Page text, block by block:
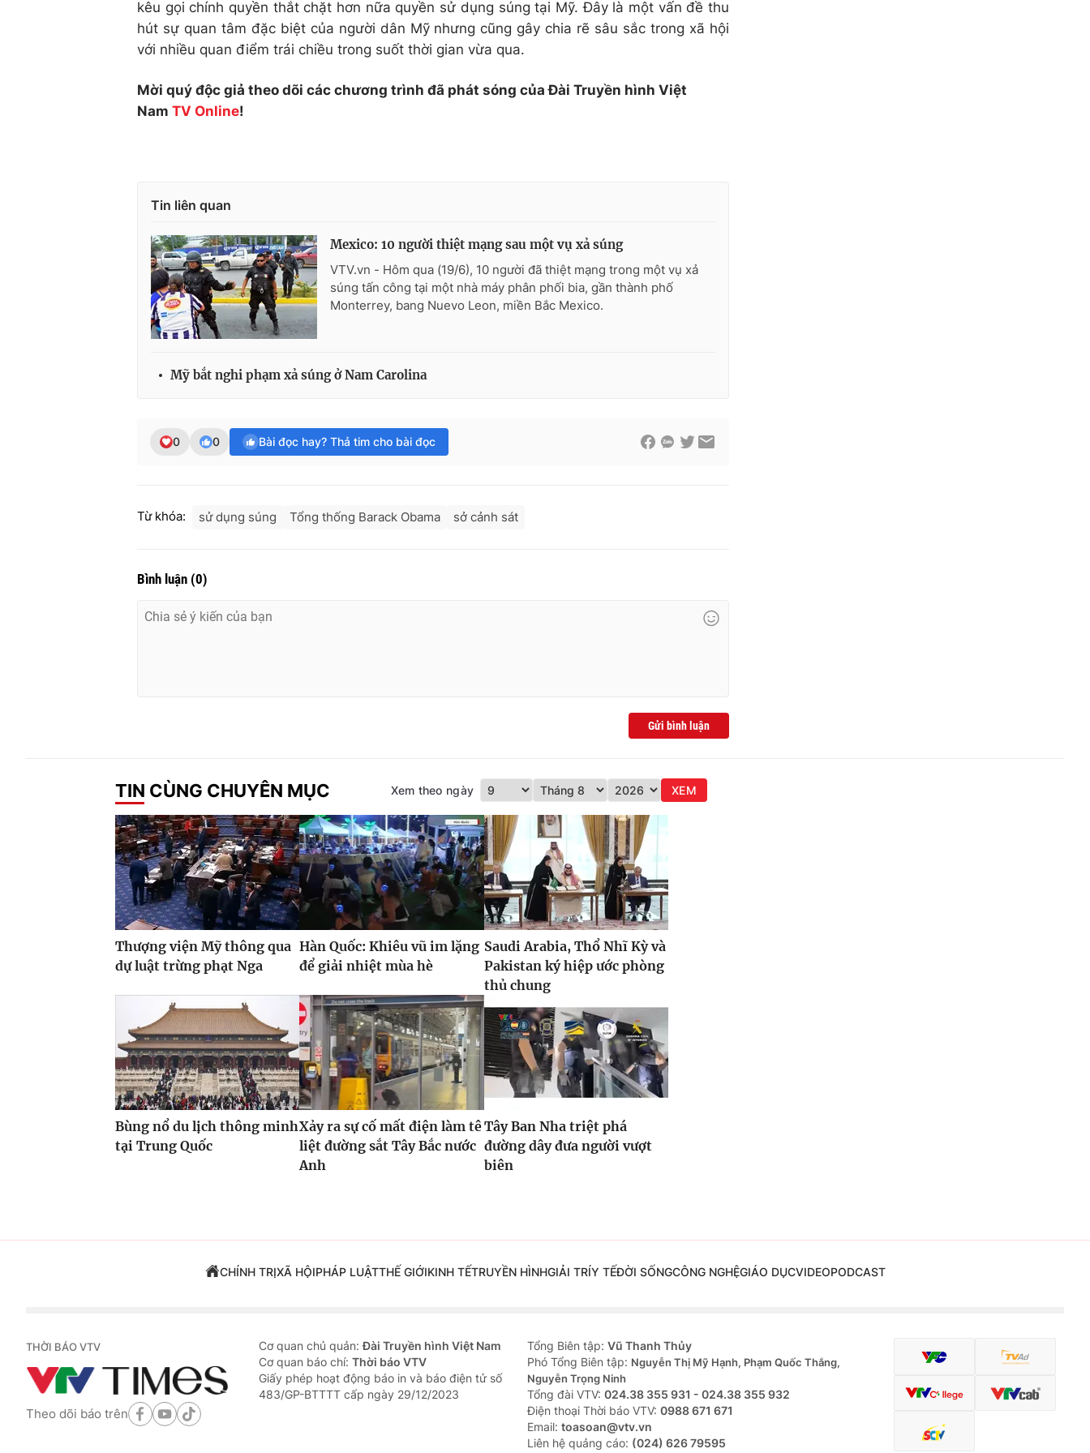
kêu gọi chính quyền thắt chặt hơn nữa quyền sử dụng súng tại Mỹ. Đây là một vấn đề thu
hút sự quan tâm đặc biệt của người dân Mỹ nhưng cũng gây chia rẽ sâu sắc trong xã hội
với nhiều quan điểm trái chiều trong suốt thời gian vừa qua.
Mời quý độc giả theo dõi các chương trình đã phát sóng của Đài Truyền hình Việt
Nam TV Online!
Tin liên quan
Mexico: 10 người thiệt mạng sau một vụ xả súng
VTV.vn - Hôm qua (19/6), 10 người đã thiệt mạng trong một vụ xả
súng tấn công tại một nhà máy phân phối bia, gần thành phố
Monterrey, bang Nuevo Leon, miền Bắc Mexico.
Mỹ bắt nghi phạm xả súng ở Nam Carolina
0 0 Bài đọc hay? Thả tim cho bài đọc
Từ khóa: sử dụng súng Tổng thống Barack Obama sở cảnh sát
Bình luận (0)
Gửi bình luận
TIN CÙNG CHUYÊN MỤC Xem theo ngày XEM
Thượng viện Mỹ thông qua
dự luật trừng phạt Nga
Hàn Quốc: Khiêu vũ im lặng
để giải nhiệt mùa hè
Saudi Arabia, Thổ Nhĩ Kỳ và
Pakistan ký hiệp ước phòng
thủ chung
Bùng nổ du lịch thông minh
tại Trung Quốc
Xảy ra sự cố mất điện làm tê
liệt đường sắt Tây Bắc nước
Anh
Tây Ban Nha triệt phá
đường dây đưa người vượt
biên
CHÍNH TRỊXÃ HỘIPHÁP LUẬTTHẾ GIỚIKINH TẾTRUYỀN HÌNHGIẢI TRÍY TẾĐỜI SỐNGCÔNG NGHỆGIÁO DỤCVIDEOPODCAST
THỜI BÁO VTV
Theo dõi báo trên
Cơ quan chủ quản:Đài Truyền hình Việt Nam
Cơ quan báo chí: Thời báo VTV
Giấy phép hoạt động báo in và báo điện tử số
483/GP-BTTTT cấp ngày 29/12/2023
Tổng Biên tập: Vũ Thanh Thủy
Phó Tổng Biên tập: Nguyễn Thị Mỹ Hạnh, Phạm Quốc Thắng,
Nguyễn Trọng Ninh
Tổng đài VTV: 024.38 355 931 - 024.38 355 932
Ðiện thoại Thời báo VTV: 0988 671 671
Email: toasoan@vtv.vn
Liên hệ quảng cáo: (024) 626 79595